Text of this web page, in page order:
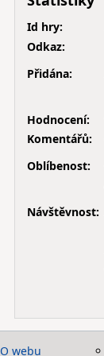
Id hry:
Odkaz:
Přidána:
Hodnocení:
Komentářů:
Oblíbenost:
Návštěvnost:
O webu